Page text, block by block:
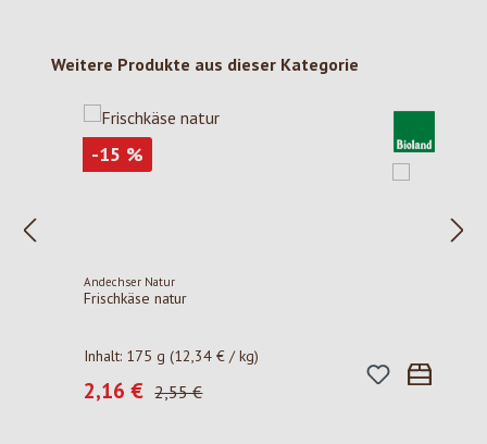
Produktgalerie überspringen
Weitere Produkte aus dieser Kategorie
-15 Rabatt
%
Andechser Natur
Frischkäse natur
Inhalt: 175 g(12,34 € / kg)
Verkaufspreis:
2,16 € Regulärer Preis:
2,55 €